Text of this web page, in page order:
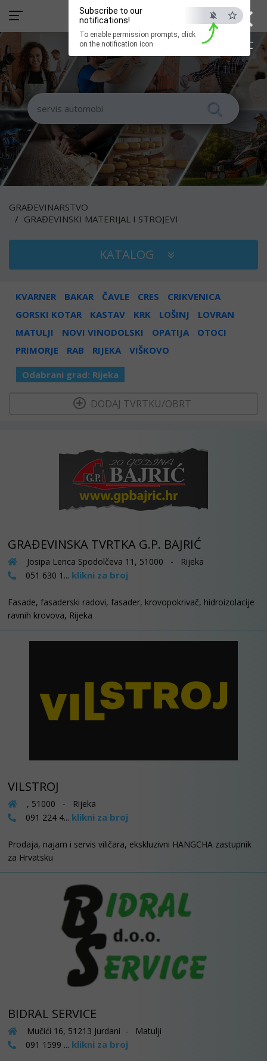
×
ESC
Subscribe to our
notifications!
To enable permission prompts, click
on the notification icon
GRAĐEVINARSTVO
GRAĐEVINSKI MATERIJAL I STROJEVI
KATALOG
KVARNER BAKAR ČAVLE CRES
CRIKVENICA
GORSKI KOTAR
KASTAV KRK LOŠINJ
LOVRAN
MATULJI
NOVI VINODOLSKI OPATIJA
OTOCI
PRIMORJE
RAB RIJEKA VIŠKOVO
Odabrani grad: Rijeka
DODAJ TVRTKU/OBRT
GRAĐEVINSKA TVRTKA G.P. BAJRIĆ
Josipa Lenca Spodolčeva 11, 51000 - Rijeka
051 630 1... klikni za broj
Fasade, fasaderski radovi, fasader, krovopokrivač, hidroizolacije
ravnih krovova, Rijeka
VILSTROJ
, 51000 - Rijeka
091 224 4... klikni za broj
Prodaja, najam i servis viličara, ekskluzivni HANGCHA zastupnik
za Hrvatsku
BIDRAL SERVICE
Mučići 16, 51213 Jurdani - Matulji
091 1599 ... klikni za broj